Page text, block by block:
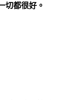
切都很好。